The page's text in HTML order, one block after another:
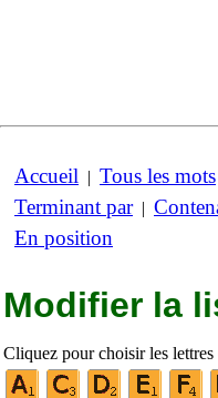
Accueil | Tous les mots
Terminant par|
En position
Modifier la
Cliquez pour choisir les lettres